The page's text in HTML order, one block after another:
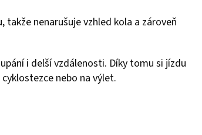
nenarušuje vzhled kola a zároveň
i delší vzdálenosti. Díky tomu si jízdu
nebo na výlet.